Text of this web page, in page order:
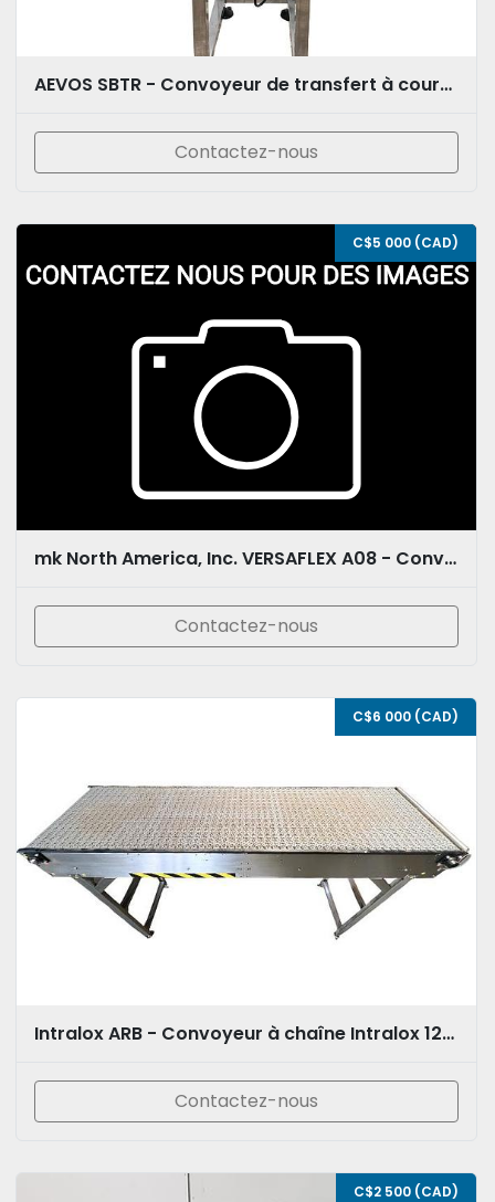
AEVOS SBTR - Convoyeur de transfert à courroies latérales
Contactez-nous
C$5 000 (CAD)
mk North America, Inc. VERSAFLEX A08 - Convoyeur à chaîne table top flexible verticale
Contactez-nous
C$6 000 (CAD)
Intralox ARB - Convoyeur à chaîne Intralox 120''
Contactez-nous
C$2 500 (CAD)